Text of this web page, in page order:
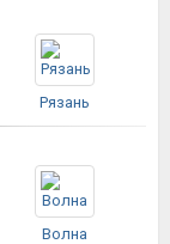
Рязань
Волна